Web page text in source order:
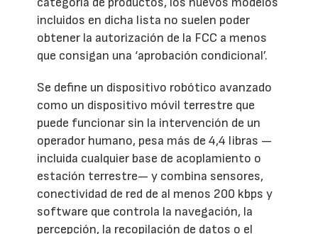
incluidos en dicha lista no suelen poder
obtener la autorización de la FCC a menos
que consigan una ‘aprobación condicional’.
Se define un dispositivo robótico avanzado
como un dispositivo móvil terrestre que
puede funcionar sin la intervención de un
operador humano, pesa más de 4,4 libras —
incluida cualquier base de acoplamiento o
estación terrestre— y combina sensores,
conectividad de red de al menos 200 kbps y
software que controla la navegación, la
percepción, la recopilación de datos o el